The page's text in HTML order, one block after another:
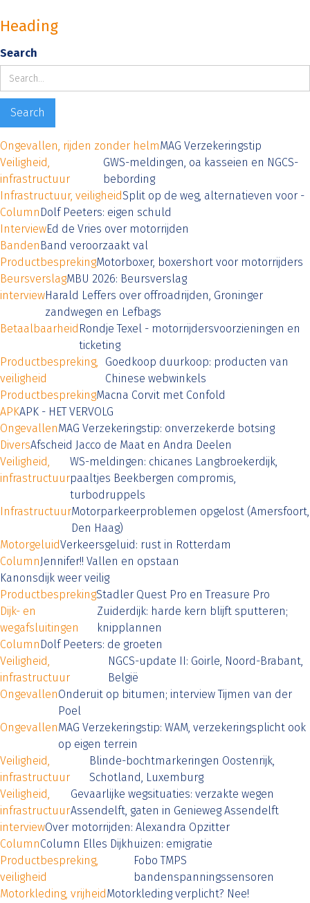
Heading
Search
Ongevallen, rijden zonder helmMAG Verzekeringstip
Veiligheid,
infrastructuur
GWS-meldingen, oa kasseien en NGCS-
bebording
Infrastructuur, veiligheidSplit op de weg, alternatieven voor -
Column Dolf Peeters: eigen schuld
InterviewEd de Vries over motorrijden
Banden Band veroorzaakt val
ProductbesprekingMotorboxer, boxershort voor motorrijders
BeursverslagMBU 2026: Beursverslag
interviewHarald Leffers over offroadrijden, Groninger
zandwegen en Lefbags
Betaalbaarheid Rondje Texel - motorrijdersvoorzieningen en
ticketing
Productbespreking,
veiligheid
Goedkoop duurkoop: producten van
Chinese webwinkels
ProductbesprekingMacna Corvit met Confold
APKAPK - HET VERVOLG
OngevallenMAG Verzekeringstip: onverzekerde botsing
DiversAfscheid Jacco de Maat en Andra Deelen
Veiligheid,
infrastructuur
WS-meldingen: chicanes Langbroekerdijk,
paaltjes Beekbergen compromis,
turbodruppels
InfrastructuurMotorparkeerproblemen opgelost (Amersfoort,
Den Haag)
MotorgeluidVerkeersgeluid: rust in Rotterdam
ColumnJennifer!! Vallen en opstaan
Kanonsdijk weer veilig
ProductbesprekingStadler Quest Pro en Treasure Pro
Dijk- en
wegafsluitingen
Zuiderdijk: harde kern blijft sputteren;
knipplannen
Column Dolf Peeters: de groeten
Veiligheid,
infrastructuur
NGCS-update II: Goirle, Noord-Brabant,
België
OngevallenOnderuit op bitumen; interview Tijmen van der
Poel
OngevallenMAG Verzekeringstip: WAM, verzekeringsplicht ook
op eigen terrein
Veiligheid,
infrastructuur
Blinde-bochtmarkeringen Oostenrijk,
Schotland, Luxemburg
Veiligheid,
infrastructuur
Gevaarlijke wegsituaties: verzakte wegen
Assendelft, gaten in Genieweg Assendelft
interviewOver motorrijden: Alexandra Opzitter
ColumnColumn Elles Dijkhuizen: emigratie
Productbespreking,
veiligheid
Fobo TMPS
bandenspanningssensoren
Motorkleding, vrijheidMotorkleding verplicht? Nee!